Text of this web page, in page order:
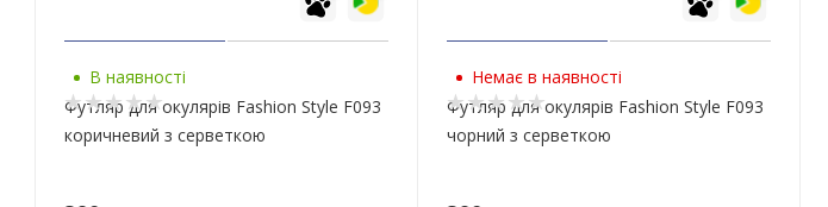
В наявності
Футляр для окулярів Fashion Style F093
коричневий з серветкою
Немає в наявності
Футляр для окулярів Fashion Style F093
чорний з серветкою